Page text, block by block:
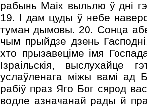
рабынь Маіх выльлю ў дні
19. I дам цуды ў небе
туман дымовы. 20. Сонца
чым прыйдзе дзень
хто прызавеціме імя
Ізраільскія,
услаўленага міжы вамі ад
рабіў праз Яго Бог сярод
водле азначанай рады й